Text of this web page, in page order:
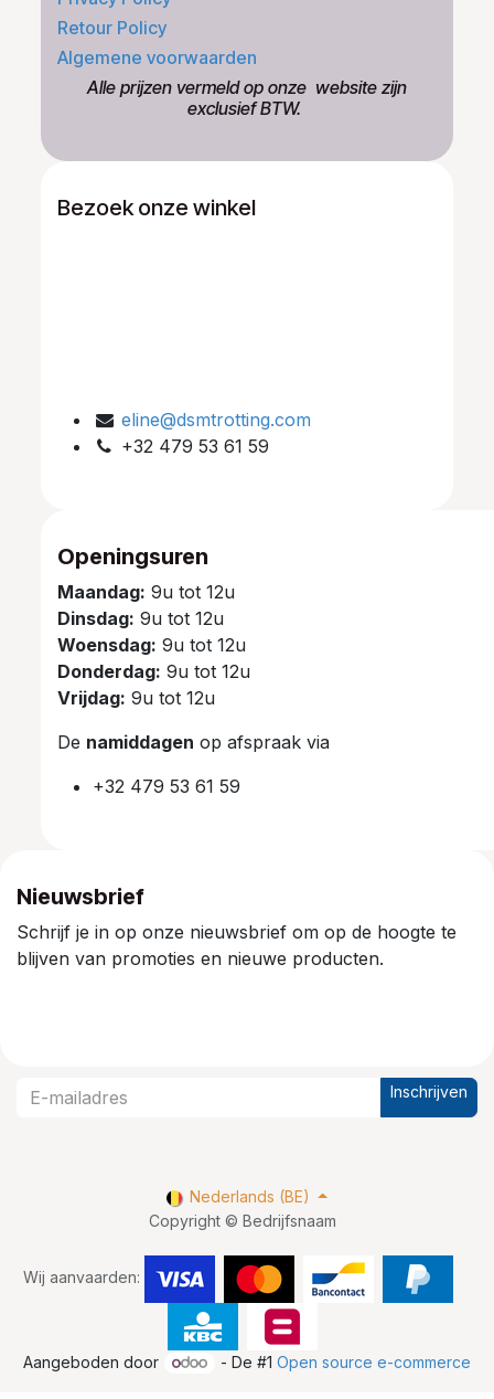
Retour Policy
Algemene voorwaarden
​Alle prijzen vermeld op onze ​website zijn
exclusief BTW.
Bezoek onze winkel
eline@dsmtrotting.com
+32 479 53 61 59
Openingsuren
Maandag: 9u tot 12u
Dinsdag: 9u tot 12u
Woensdag: 9u tot 12u
Donderdag: 9u tot 12u
Vrijdag: 9u tot 12u
De namiddagen op afspraak via
+32 479 53 61 59
Nieuwsbrief
Schrijf je in op onze nieuwsbrief om op de hoogte te
blijven van promoties en nieuwe producten.
Inschrijven
Copyright © Bedrijfsnaam
Wij aanvaarden:
Nederlands (BE)
Aangeboden door - De #1Open source e-commerce